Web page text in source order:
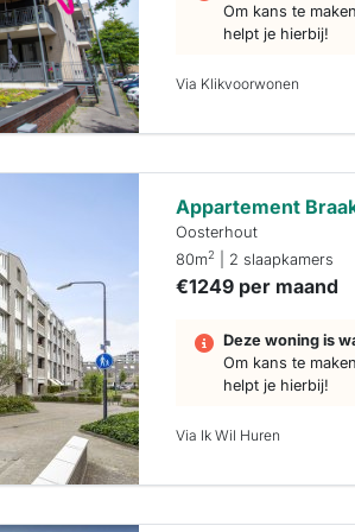
Om kans te
helpt je hierbij!
Via Klikvoorwonen
Appartement
Oosterhout
80m2 | 2 slaapkamers
€1249 per maand
Deze woning is
Om kans te
helpt je hierbij!
Via Ik Wil Huren